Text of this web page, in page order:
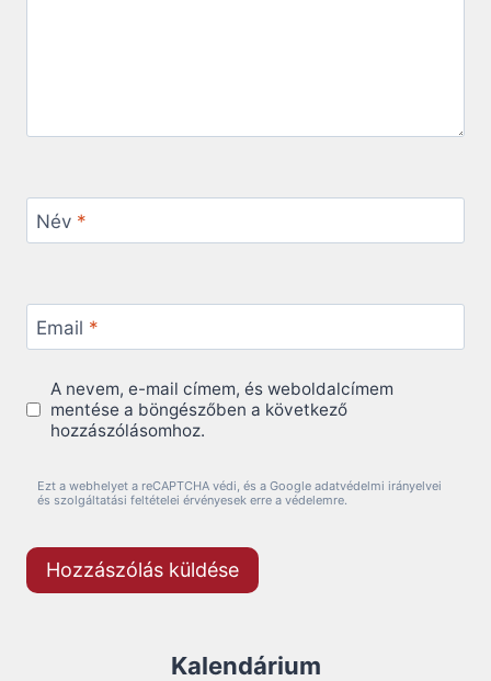
Név *
Email *
A nevem, e-mail címem, és weboldalcímem
mentése a böngészőben a következő
hozzászólásomhoz.
Ezt a webhelyet a reCAPTCHA védi, és a Google adatvédelmi irányelvei
és szolgáltatási feltételei érvényesek erre a védelemre.
Kalendárium